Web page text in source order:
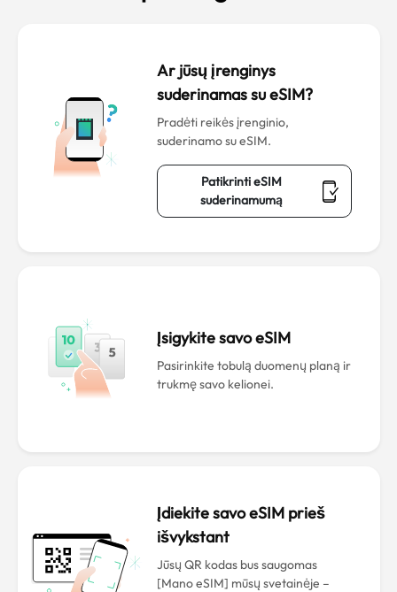
Ar jūsų įrenginys
suderinamas su eSIM?
Pradėti reikės įrenginio,
suderinamo su eSIM.
Patikrinti eSIM
suderinamumą
Įsigykite savo eSIM
Pasirinkite tobulą duomenų planą ir
trukmę savo kelionei.
Įdiekite savo eSIM prieš
išvykstant
Jūsų QR kodas bus saugomas
[Mano eSIM] mūsų svetainėje –